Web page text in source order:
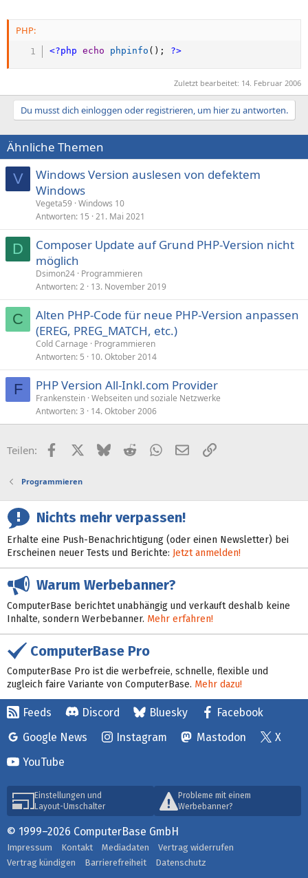
PHP:
<?php echo phpinfo ( ) ; ?>
Zuletzt bearbeitet: 14. Februar 2006
Du musst dich einloggen oder registrieren, um hier zu antworten.
Ähnliche Themen
V
Windows Version auslesen von defektem
Windows
Vegeta59 Windows 10
Antworten 15 21. Mai 2021
D
Composer Update auf Grund PHP-Version nicht
möglich
Dsimon24 Programmieren
Antworten 2 13. November 2019
C
Alten PHP-Code für neue PHP-Version anpassen
(EREG, PREG_MATCH, etc.)
Cold Carnage
Programmieren
Antworten 5 10. Oktober 2014
F PHP Version All-Inkl.com Provider
Frankenstein Webseiten und soziale Netzwerke
Antworten 3 14. Oktober 2006
Teilen: FacebookX (Twitter)
BlueskyRedditWhatsApp
E-MailLink
Programmieren
Nichts mehr verpassen!
Erhalte eine Push-Benachrichtigung (oder einen Newsletter) bei
Erscheinen neuer Tests und Berichte: Jetzt anmelden!
Warum Werbebanner?
ComputerBase berichtet unabhängig und verkauft deshalb keine
Inhalte, sondern Werbebanner. Mehr erfahren!
ComputerBase Pro
ComputerBase Pro ist die werbefreie, schnelle, flexible und
zugleich faire Variante von ComputerBase. Mehr dazu!
Feeds Discord Bluesky
Facebook
Google News
Instagram Mastodon
X
YouTube
Einstellungen und
Layout-Umschalter
Probleme mit einem
Werbebanner?
© 1999–2026 ComputerBase GmbH
Impressum Kontakt Mediadaten
Vertrag widerrufen
Vertrag kündigen
Barrierefreiheit Datenschutz